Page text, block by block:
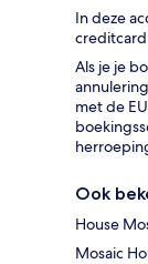
In deze
creditcard
Als je je
met de
Ook
House
Mosaic